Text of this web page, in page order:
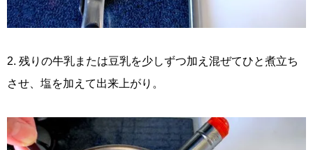
2. 残りの牛乳または豆乳を少しずつ加え混ぜてひと煮立ち
させ、塩を加えて出来上がり。